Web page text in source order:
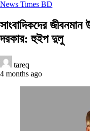
News Times BD
সাংবাদিকদের
দরকার: হুইপ দুলু
tareq
4 months ago